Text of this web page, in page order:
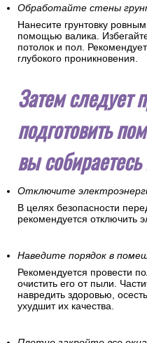
Обработайте стены
Нанесите грунтовку
помощью валика.
потолок и пол.
глубокого проникновения.
Затем следует
подготовить
вы
Отключите
В целях безопасности
рекомендуется отключить
Наведите порядок в
Рекомендуется провести
очистить его от пыли.
навредить здоровью,
ухудшит их качества.